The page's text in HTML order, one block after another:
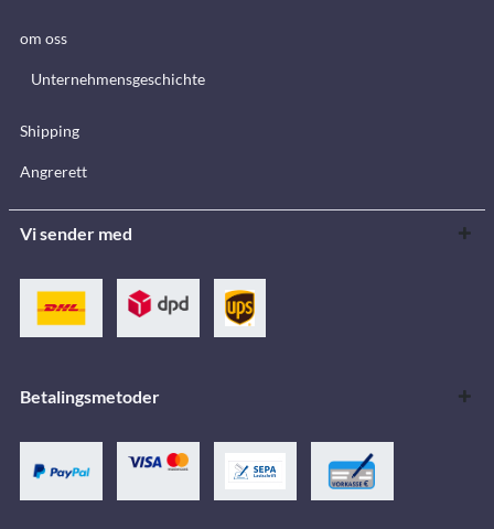
om oss
Unternehmensgeschichte
Shipping
Angrerett
Vi sender med
Betalingsmetoder